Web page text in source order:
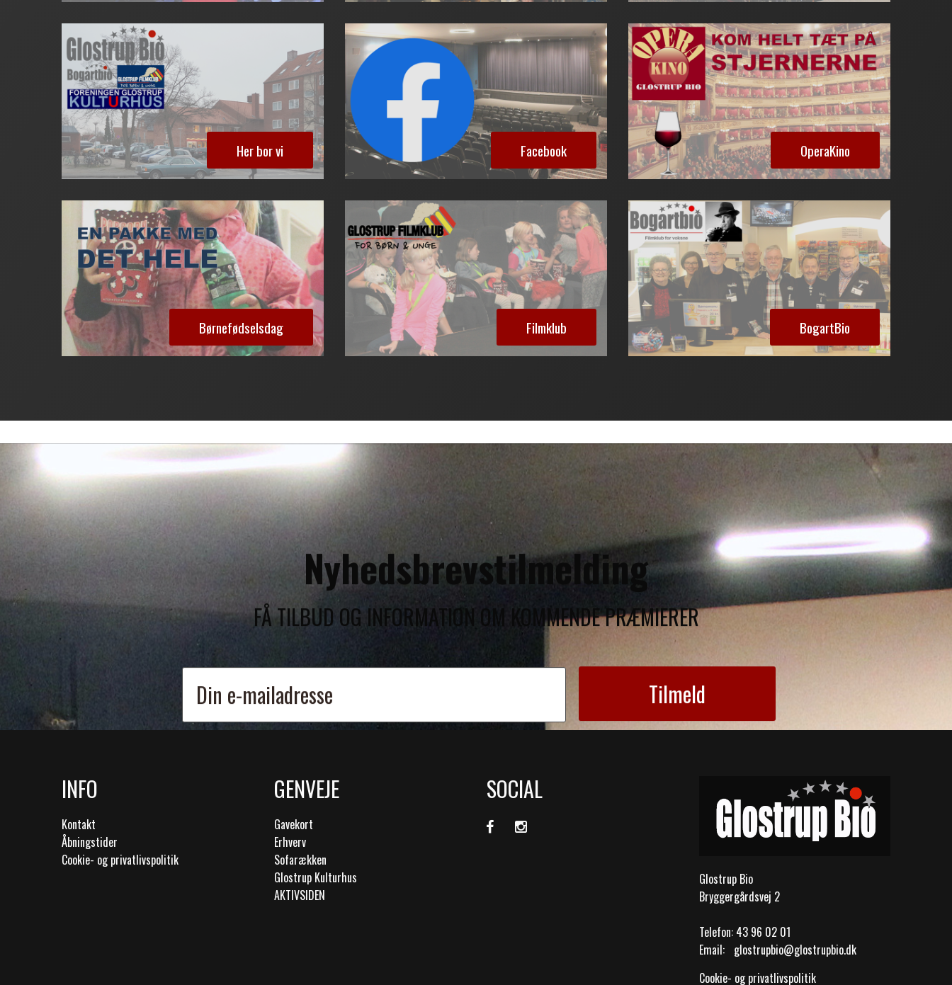
Her bor vi Facebook OperaKino
Børnefødselsdag Filmklub BogartBio
Nyhedsbrevstilmelding
FÅ TILBUD OG INFORMATION OM KOMMENDE PRÆMIERER
Tilmeld
INFO
Kontakt
Åbningstider
Cookie- og privatlivspolitik
GENVEJE
Gavekort
Erhverv
Sofarækken
Glostrup Kulturhus
AKTIVSIDEN
SOCIAL
Glostrup Bio
Bryggergårdsvej 2
Telefon: 43 96 02 01
Email: glostrupbio@glostrupbio.dk
Cookie- og privatlivspolitik